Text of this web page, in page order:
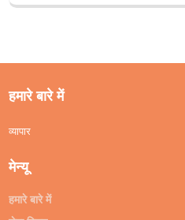
हमारे बारे में
व्यापार
मेन्यू
हमारे बारे में